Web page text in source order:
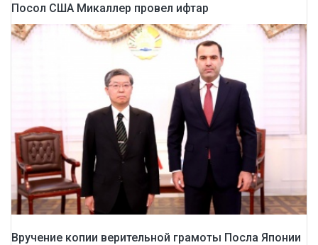
Посол США Микаллер провел ифтар
Вручение копии верительной грамоты Посла Японии